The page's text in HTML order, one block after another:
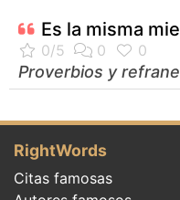
Es la misma
Proverbios y
RightWords
Citas famosas